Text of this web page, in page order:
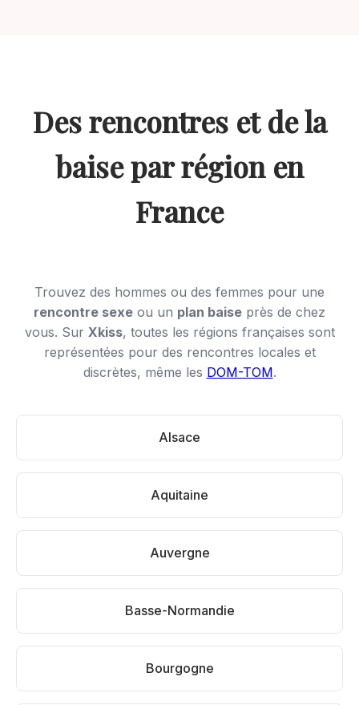
Des rencontres et de la
baise par région en
France
Trouvez des hommes ou des femmes pour une
rencontre sexe ou un plan baise près de chez
vous. Sur Xkiss, toutes les régions françaises sont
représentées pour des rencontres locales et
discrètes, même les DOM-TOM.
Alsace
Aquitaine
Auvergne
Basse-Normandie
Bourgogne